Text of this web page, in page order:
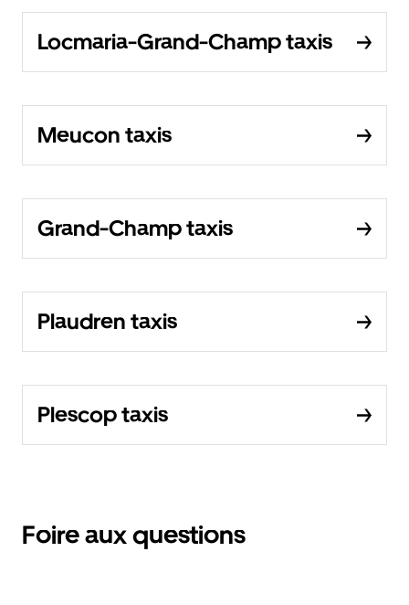
Locmaria-Grand-Champ taxis
Meucon taxis
Grand-Champ taxis
Plaudren taxis
Plescop taxis
Foire aux questions